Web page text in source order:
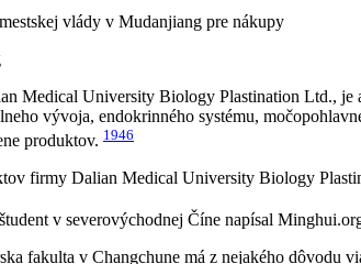
vlády v Mudanjiang pre nákupy
Medical University Biology Plastination Ltd.,
vývoja, endokrinného systému,
produktov. 1946
firmy Dalian Medical University Biology
v severovýchodnej Číne napísal
fakulta v Changchune má z nejakého